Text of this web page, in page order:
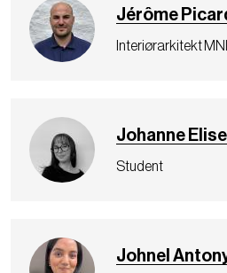
Jérôme
Interiørarkitekt MNIL
Johanne
Student
Johnel